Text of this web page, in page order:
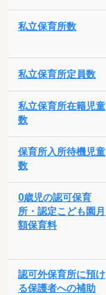
私立保育所数
私立保育所定員数
私立保育所在籍児童
数
保育所入所待機児童
数
0歳児の認可保育
所・認定こども園月
額保育料
認可外保育所に預け
る保護者への補助